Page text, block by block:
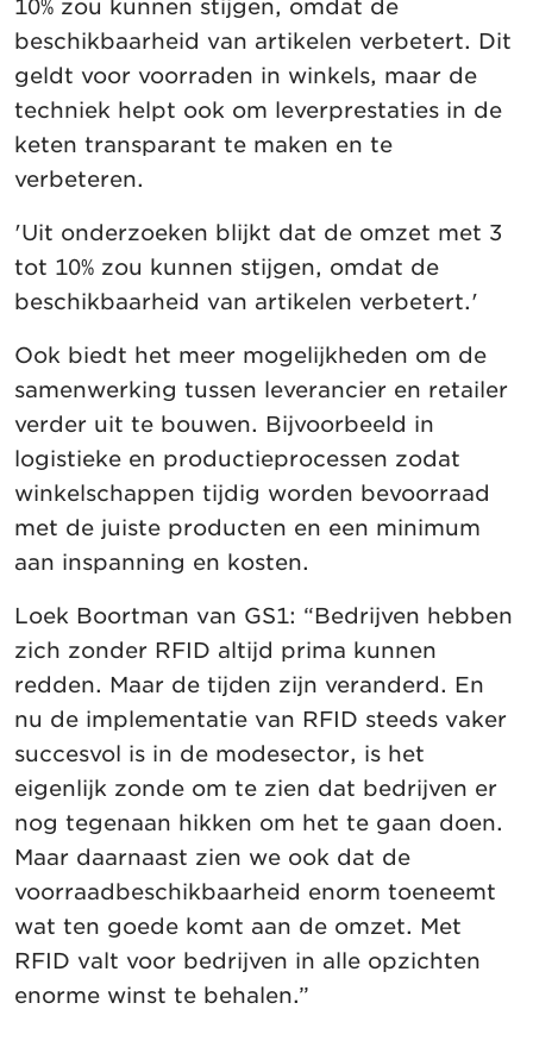
10% zou kunnen stijgen, omdat de
beschikbaarheid van artikelen verbetert. Dit
geldt voor voorraden in winkels, maar de
techniek helpt ook om leverprestaties in de
keten transparant te maken en te
verbeteren.
'Uit onderzoeken blijkt dat de omzet met 3
tot 10% zou kunnen stijgen, omdat de
beschikbaarheid van artikelen verbetert.'
Ook biedt het meer mogelijkheden om de
samenwerking tussen leverancier en retailer
verder uit te bouwen. Bijvoorbeeld in
logistieke en productieprocessen zodat
winkelschappen tijdig worden bevoorraad
met de juiste producten en een minimum
aan inspanning en kosten.
Loek Boortman van GS1: “Bedrijven hebben
zich zonder RFID altijd prima kunnen
redden. Maar de tijden zijn veranderd. En
nu de implementatie van RFID steeds vaker
succesvol is in de modesector, is het
eigenlijk zonde om te zien dat bedrijven er
nog tegenaan hikken om het te gaan doen.
Maar daarnaast zien we ook dat de
voorraadbeschikbaarheid enorm toeneemt
wat ten goede komt aan de omzet. Met
RFID valt voor bedrijven in alle opzichten
enorme winst te behalen.”